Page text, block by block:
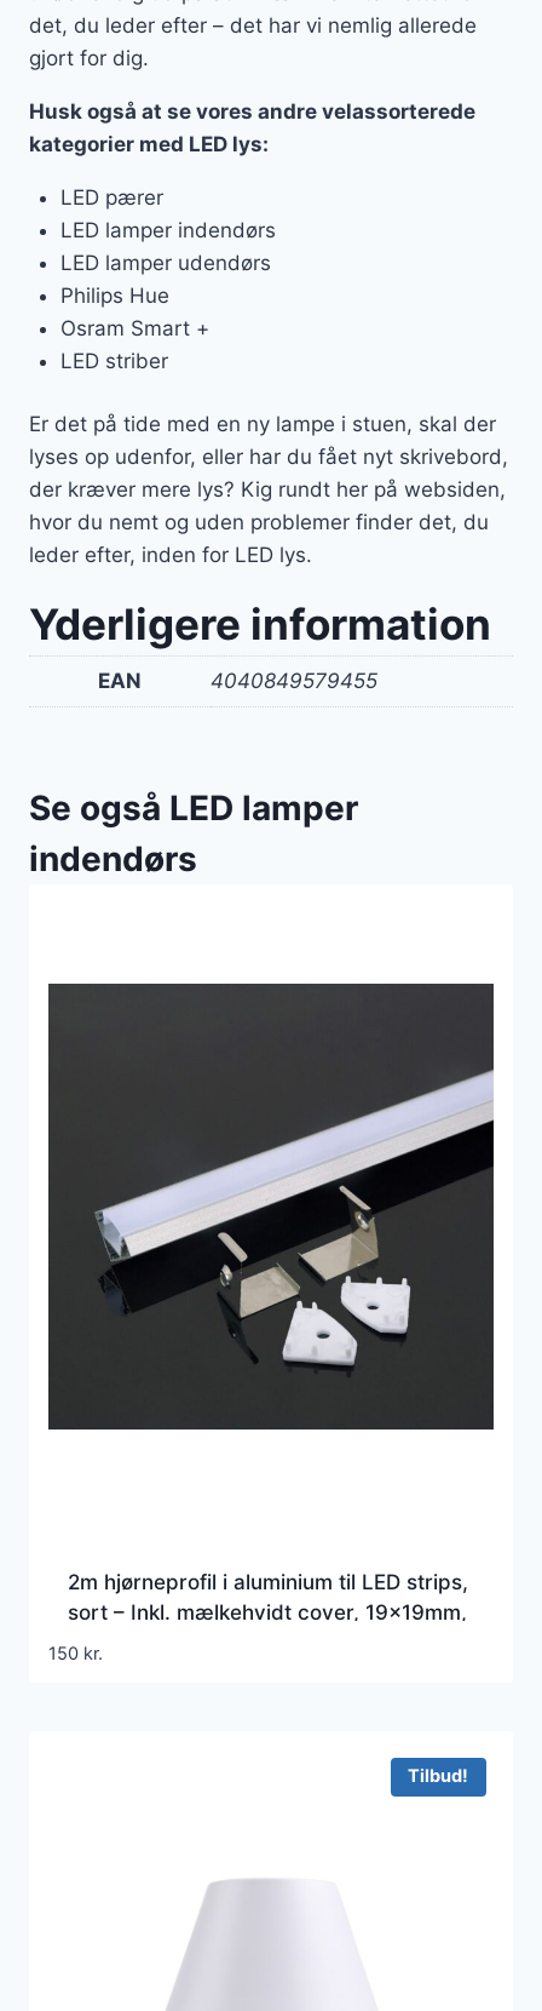
det, du leder efter – det har vi nemlig allerede
gjort for dig.
Husk også at se vores andre velassorterede
kategorier med LED lys:
LED pærer
LED lamper indendørs
LED lamper udendørs
Philips Hue
Osram Smart +
LED striber
Er det på tide med en ny lampe i stuen, skal der
lyses op udenfor, eller har du fået nyt skrivebord,
der kræver mere lys? Kig rundt her på websiden,
hvor du nemt og uden problemer finder det, du
leder efter, inden for LED lys.
Yderligere information
EAN 4040849579455
Se også LED lamper
indendørs
2m hjørneprofil i aluminium til LED strips,
sort – Inkl. mælkehvidt cover, 19x19mm,
IP20 indendørs
150 kr.
Tilbud!